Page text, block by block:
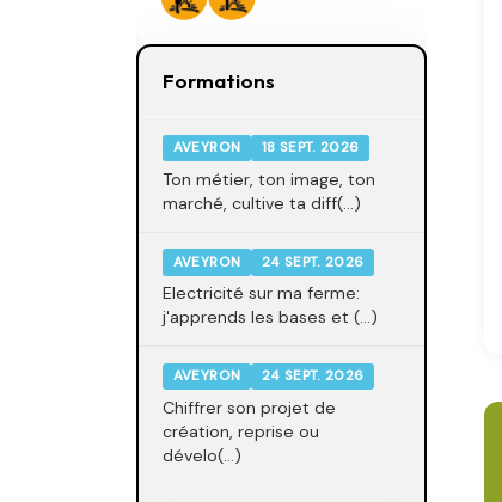
Formations
AVEYRON 18 SEPT. 2026
Ton métier, ton image, ton
marché, cultive ta diff(...)
AVEYRON 24 SEPT. 2026
Electricité sur ma ferme:
j'apprends les bases et (...)
AVEYRON 24 SEPT. 2026
Chiffrer son projet de
création, reprise ou
dévelo(...)